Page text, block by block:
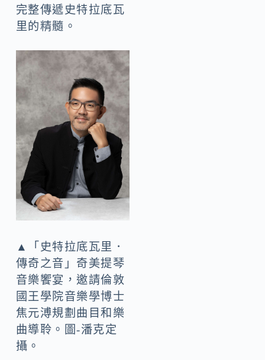
完整傳遞史特拉底瓦
里的精髓。
▲「史特拉底瓦里．
傳奇之音」奇美提琴
音樂饗宴，邀請倫敦
國王學院音樂學博士
焦元溥規劃曲目和樂
曲導聆。圖-潘克定
攝。